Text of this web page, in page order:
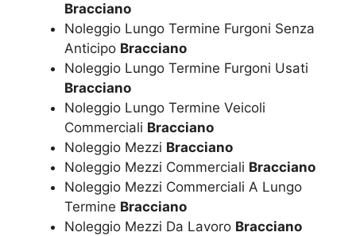
Bracciano
Noleggio Lungo Termine Furgoni Senza
Anticipo Bracciano
Noleggio Lungo Termine Furgoni Usati
Bracciano
Noleggio Lungo Termine Veicoli
Commerciali Bracciano
Noleggio Mezzi Bracciano
Noleggio Mezzi Commerciali Bracciano
Noleggio Mezzi Commerciali A Lungo
Termine Bracciano
Noleggio Mezzi Da Lavoro Bracciano